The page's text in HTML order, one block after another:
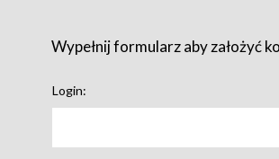
Wypełnij formularz aby założyć
Login: